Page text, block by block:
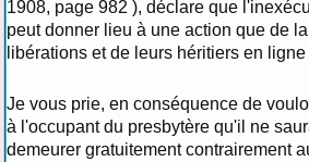
1908, page 982 ), déclare que
peut donner lieu à une action que de
libérations et de leurs héritiers en
Je vous prie, en conséquence de
à l'occupant du presbytère qu'il ne
demeurer gratuitement contrairement